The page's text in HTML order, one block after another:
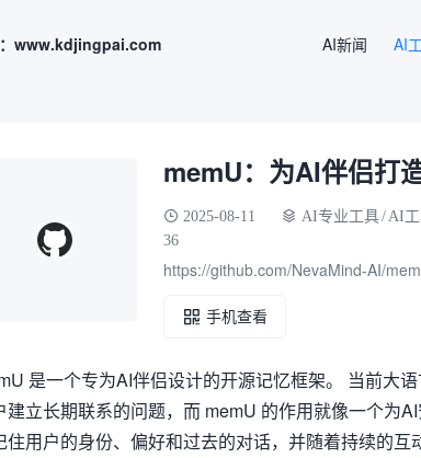
www.kdjingpai.com AI新闻 AI
memU：为AI伴侣打
2025-08-11 AI专业工具/ AI
36
https://github.com/NevaMind-AI/
手机查看
是一个专为AI伴侣设计的开源记忆框架。 当前大
建立长期联系的问题，而 memU 的作用就像一个为
住用户的身份、偏好和过去的对话，并随着持续的互